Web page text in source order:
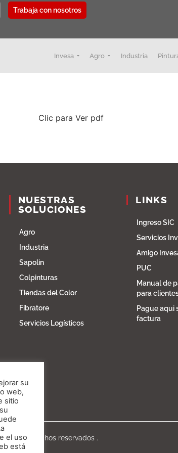
Trabaja con nosotros
Invesa Agro Industria
Clic para Ver pdf
NUESTRAS
SOLUCIONES
Agro
Industria
Sapolin
Colpinturas
Tiendas del Color
Fibratore
Servicios Logísticos
LINKS
Ingreso SIC
Servicios
Amigo
PUC
Manual de
para
Pague aqui
factura
los derechos reservados .
su
web,
sitio
el uso
está